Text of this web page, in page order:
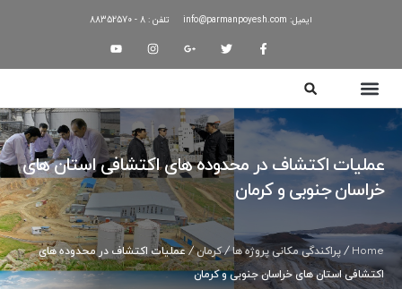
ایمیل: info@parmanpoyesh.com تلفن : 8 - 88352570
عملیات اکتشاف در محدوده های اکتشافی استان های
خراسان جنوبی و کرمان
Home
/ پراکندگی مکانی پروژه ها/کرمان/ عملیات اکتشاف در محدوده های
اکتشافی استان های خراسان جنوبی و کرمان